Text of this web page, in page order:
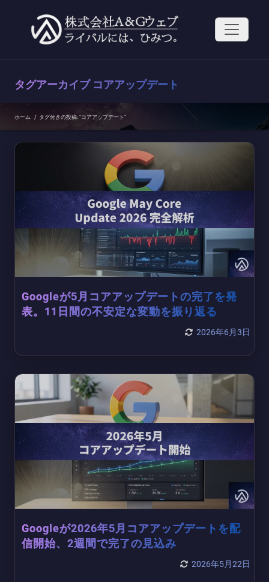
へ
タグアーカイブ コアアップデート
ホーム / タグ付きの投稿: "コアアップデート"
2026年6月3日
Googleが5月コアアップデートの完了を発
表。11日間の不安定な変動を振り返る
2026年5月22日
Googleが2026年5月コアアップデートを配
信開始、2週間で完了の見込み